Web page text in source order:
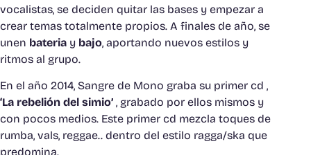
vocalistas, se deciden quitar las bases y empezar a
crear temas totalmente propios. A finales de año, se
unen bateria y bajo, aportando nuevos estilos y
ritmos al grupo.
En el año 2014, Sangre de Mono graba su primer cd ,
‘La rebelión del simio’ , grabado por ellos mismos y
con pocos medios. Este primer cd mezcla toques de
rumba, vals, reggae.. dentro del estilo ragga/ska que
predomina.